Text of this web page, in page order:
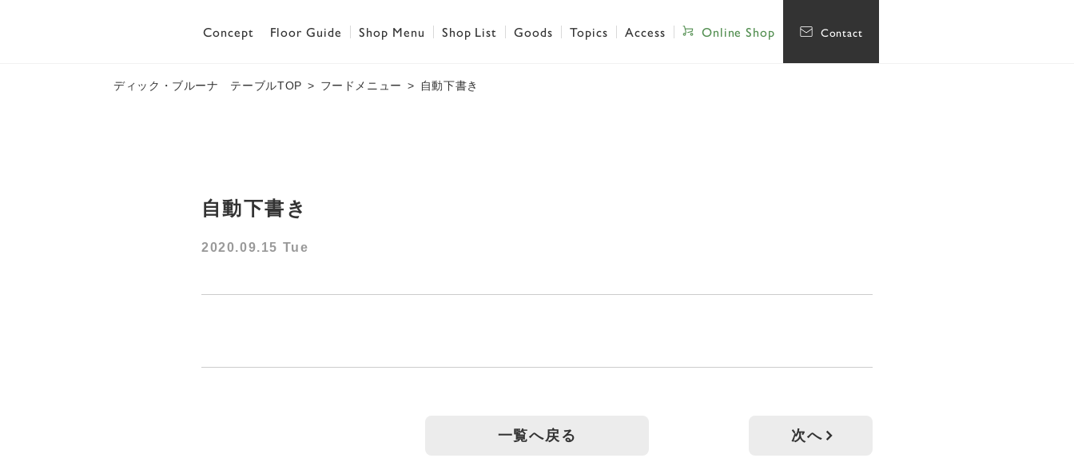
Floor Guide Shop Menu Shop List Goods
Concept Topics Access Online Shop Contact
ディック・ブルーナ テーブルTOP フードメニュー 自動下書き
自動下書き
2020.09.15 Tue
一覧へ戻る 次へ